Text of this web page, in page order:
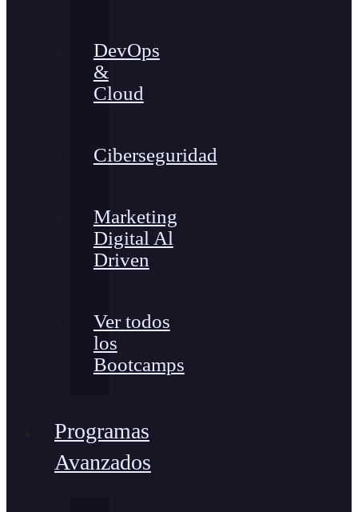
DevOps
&
Cloud
Ciberseguridad
Marketing
Digital Al
Driven
Ver todos
los
Bootcamps
Programas
Avanzados